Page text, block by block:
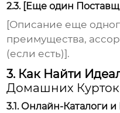
2.3. [Еще один
[Описание еще
преимущества,
(если есть)].
3. Как Найти
Домашних Курток
3.1. Онлайн-Каталоги